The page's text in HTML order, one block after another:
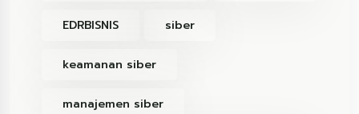
EDRBISNIS siber
keamanan siber
manajemen siber